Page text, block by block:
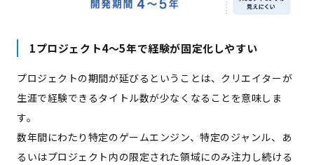
1プロジェクト4〜5年で経験が固定化しやすい
プロジェクトの期間が延びるということは、クリエイターが
生涯で経験できるタイトル数が少なくなることを意味しま
す。
数年間にわたり特定のゲームエンジン、特定のジャンル、あ
るいはプロジェクト内の限定された領域にのみ注力し続ける